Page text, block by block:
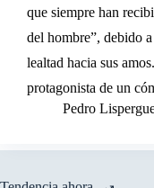
que siempre han
del hombre”, debido
lealtad hacia sus
protagonista de un
Pedro